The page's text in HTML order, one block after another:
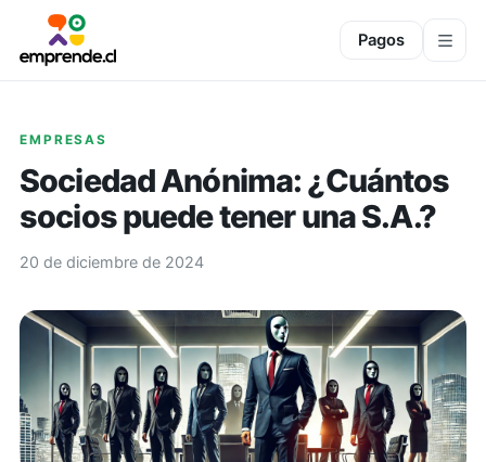
Pagos
EMPRESAS
Sociedad Anónima: ¿Cuántos
socios puede tener una S.A.?
20 de diciembre de 2024